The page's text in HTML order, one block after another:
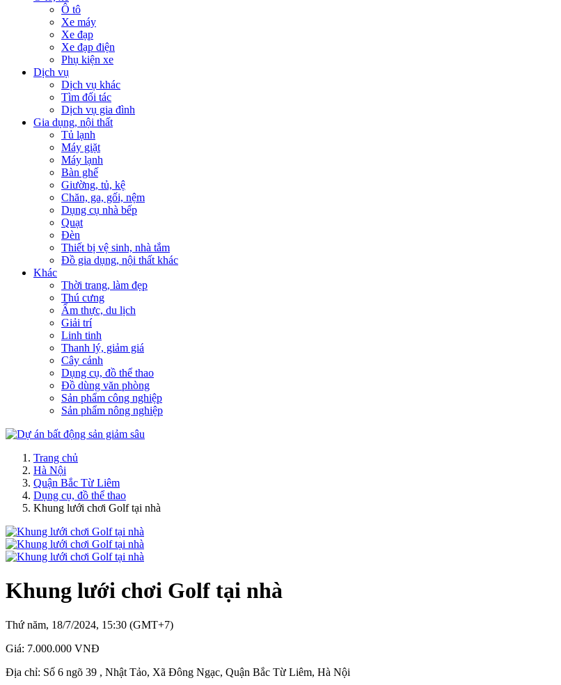
Ô tô
Xe máy
Xe đạp
Xe đạp điện
Phụ kiện xe
Dịch vụ
Dịch vụ khác
Tìm đối tác
Dịch vụ gia đình
Gia dụng, nội thất
Tủ lạnh
Máy giặt
Máy lạnh
Bàn ghế
Giường, tủ, kệ
Chăn, ga, gối, nệm
Dụng cụ nhà bếp
Quạt
Đèn
Thiết bị vệ sinh, nhà tắm
Đồ gia dụng, nội thất khác
Khác
Thời trang, làm đẹp
Thú cưng
Ẩm thực, du lịch
Giải trí
Linh tinh
Thanh lý, giảm giá
Cây cảnh
Dụng cụ, đồ thể thao
Đồ dùng văn phòng
Sản phẩm công nghiệp
Sản phẩm nông nghiệp
Trang chủ
Hà Nội
Quận Bắc Từ Liêm
Dụng cụ, đồ thể thao
Khung lưới chơi Golf tại nhà
Khung lưới chơi Golf tại nhà
Thứ năm, 18/7/2024, 15:30 (GMT+7)
Giá: 7.000.000 VNĐ
Địa chỉ: Số 6 ngõ 39 , Nhật Tảo, Xã Đông Ngạc, Quận Bắc Từ Liêm, Hà Nội